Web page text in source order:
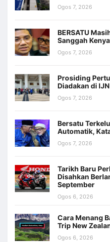
Ogos 7, 2026
BERSATU
Sanggah
Ogos 7, 2026
Prosiding
Diadakan di IJN
Ogos 7, 2026
Bersatu
Automatik,
Ogos 7, 2026
Tarikh Baru
Disahkan
September
Ogos 6, 2026
Cara Menang
Trip New
Ogos 6, 2026